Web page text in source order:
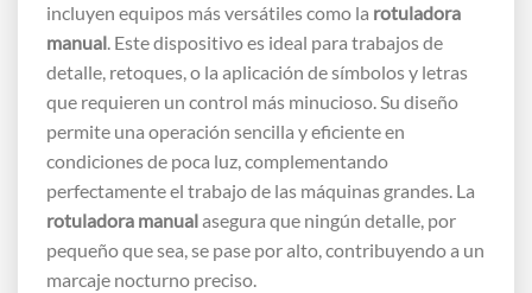
incluyen equipos más versátiles como la rotuladora
manual. Este dispositivo es ideal para trabajos de
detalle, retoques, o la aplicación de símbolos y letras
que requieren un control más minucioso. Su diseño
permite una operación sencilla y eficiente en
condiciones de poca luz, complementando
perfectamente el trabajo de las máquinas grandes. La
rotuladora manualasegura que ningún detalle, por
pequeño que sea, se pase por alto, contribuyendo a un
marcaje nocturno preciso.